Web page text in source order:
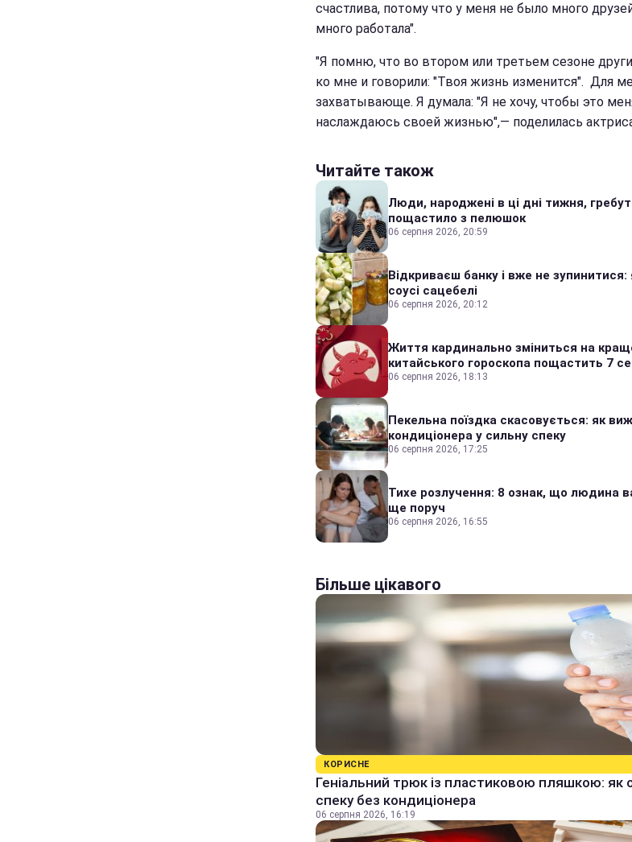
счастлива, потому что у меня не было много
много работала".
"Я помню, что во втором или третьем сезоне
ко мне и говорили: "Твоя жизнь изменится". Для
захватывающе. Я думала: "Я не хочу, чтобы это
наслаждаюсь своей жизнью",— поделилась
Читайте також
Люди, народжені в ці дні тижня,
пощастило з пелюшок
06 серпня 2026, 20:59
Відкриваєш банку і вже не зупинитися:
соусі сацебелі
06 серпня 2026, 20:12
Життя кардинально зміниться на
китайського гороскопа пощастить 7
06 серпня 2026, 18:13
Пекельна поїздка скасовується: як
кондиціонера у сильну спеку
06 серпня 2026, 17:25
Тихе розлучення: 8 ознак, що людина
ще поруч
06 серпня 2026, 16:55
Більше цікавого
КОРИСНЕ
Геніальний трюк із пластиковою пляшкою: як
спеку без кондиціонера
06 серпня 2026, 16:19